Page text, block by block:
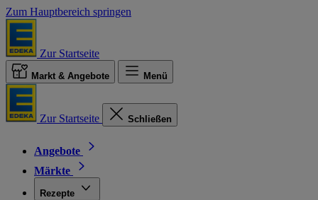
Zum Hauptbereich springen
Zur Startseite
Markt & Angebote Menü
Zur Startseite Schließen
Angebote
Märkte
Rezepte